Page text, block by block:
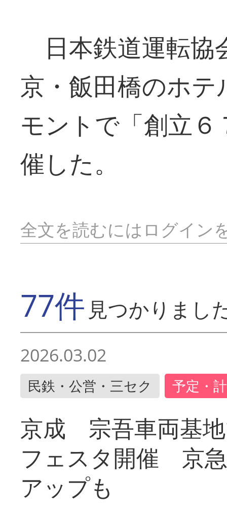
日本鉄道運転協
京・飯田橋のホ
モントで「創立
催した。
全文を読むにはログイン
77件 見つかりまし
2026.03.02
民鉄・公営・三セク 予定・
京成 宗吾車両基
フェスタ開催 京
アップも